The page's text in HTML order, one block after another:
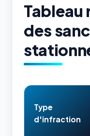
des
Type
d'infraction